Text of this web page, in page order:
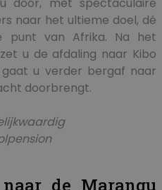
naar het ultieme doel, dé
punt van Afrika. Na het
u de afdaling naar Kibo
u verder bergaf naar
doorbrengt.
de Marangu